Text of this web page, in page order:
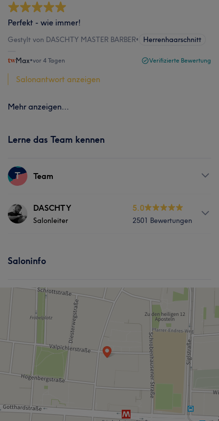
Perfekt - wie immer!
Gestylt von DASCHTY MASTER BARBER• Herrenhaarschnitt
Max•vor 4 Tagen Verifizierte Bewertung
Salonantwort anzeigen
Mehr anzeigen...
Lerne das Team kennen
T Team
ServicesDASCHTY
Salonleiter
5.0
2501 Bewertungen
Was unsere Kunden über DASCHTY sagen
Professionell Kompetent Außergewöhnlich
Saloninfo